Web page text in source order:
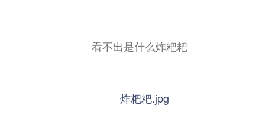
看不出是什么炸粑粑